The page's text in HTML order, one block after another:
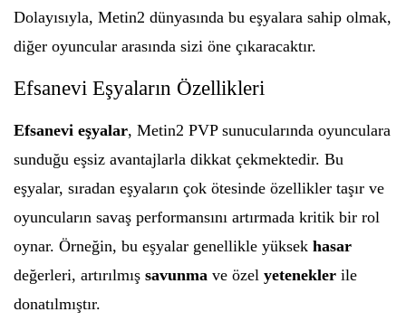
Dolayısıyla, Metin2 dünyasında bu eşyalara sahip olmak,
diğer oyuncular arasında sizi öne çıkaracaktır.
Efsanevi Eşyaların Özellikleri
Efsanevi eşyalar, Metin2 PVP sunucularında oyunculara
sunduğu eşsiz avantajlarla dikkat çekmektedir. Bu
eşyalar, sıradan eşyaların çok ötesinde özellikler taşır ve
oyuncuların savaş performansını artırmada kritik bir rol
oynar. Örneğin, bu eşyalar genellikle yüksek hasar
değerleri, artırılmış savunma ve özel yetenekler ile
donatılmıştır.